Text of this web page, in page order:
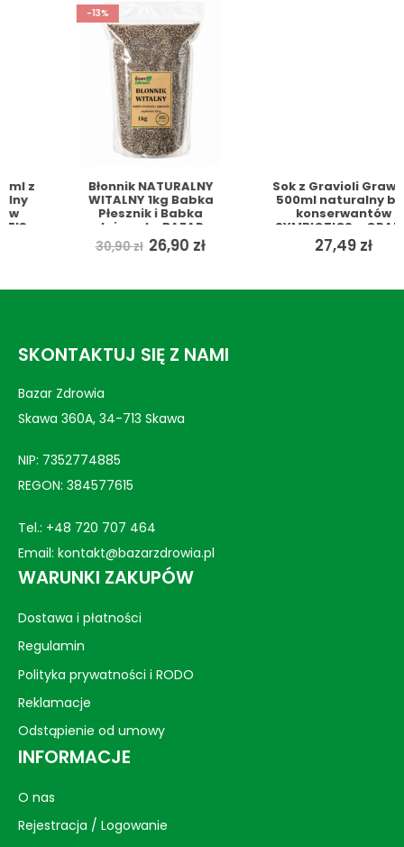
Błonnik NATURALNY
WITALNY 1kg Babka
Płesznik i Babka
Jajowata BAZAR
ZDROWIA + GRATIS
zł Pierwotna
cena
30,90 zł.
26,90 złAktualna
cena
26,90 zł.
Sok z Gravioli Grawioli
500ml naturalny bez
konserwantów
SYMBIOTICS + GRATIS
zł
SKONTAKTUJ SIĘ Z NAMI
Bazar Zdrowia
Skawa 360A, 34-713 Skawa
NIP: 7352774885
REGON: 384577615
Tel.: +48 720 707 464
Email: kontakt@bazarzdrowia.pl
WARUNKI ZAKUPÓW
Dostawa i płatności
Regulamin
Polityka prywatności i RODO
Reklamacje
Odstąpienie od umowy
INFORMACJE
O nas
Rejestracja / Logowanie